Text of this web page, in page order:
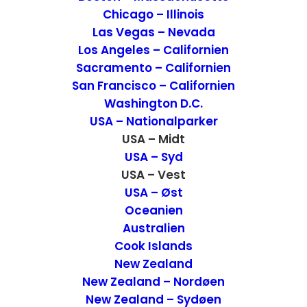
Chicago – Illinois
Las Vegas – Nevada
Los Angeles – Californien
Sacramento – Californien
San Francisco – Californien
Washington D.C.
USA – Nationalparker
USA – Midt
USA – Syd
USA – Vest
USA – Øst
Oceanien
Australien
Cook Islands
New Zealand
New Zealand – Nordøen
New Zealand – Sydøen
moteller som vi boede på, alle med 2 til 3
Anmeldelse overnatning Road
Trip – Denver til Las Vegas